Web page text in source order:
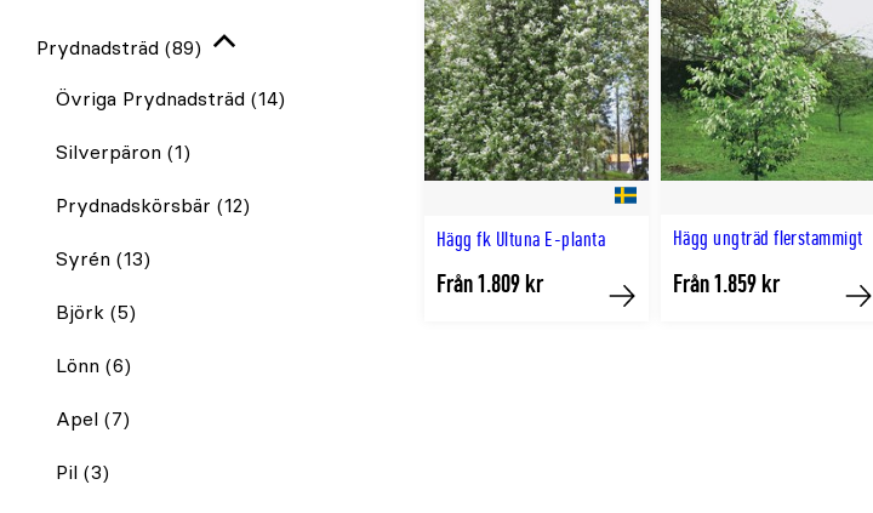
Prydnadsträd (89)
igen
Övriga Prydnadsträd (14)
Silverpäron (1)
Prydnadskörsbär (12)
Syrén (13)
Björk (5)
Lönn (6)
Apel (7)
Pil (3)
Hägg fk Ultuna E-planta
Från 1.809 kr
Köp
Hägg ungträd flerstammigt
Från 1.859 kr
Köp